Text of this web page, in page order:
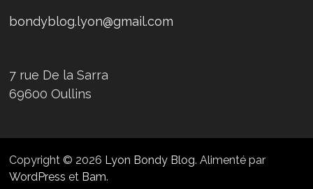
bondyblog.lyon@gmail.com
7 rue De la Sarra
69600 Oullins
Copyright © 2026 Lyon Bondy Blog. Alimenté par
WordPress et Bam.